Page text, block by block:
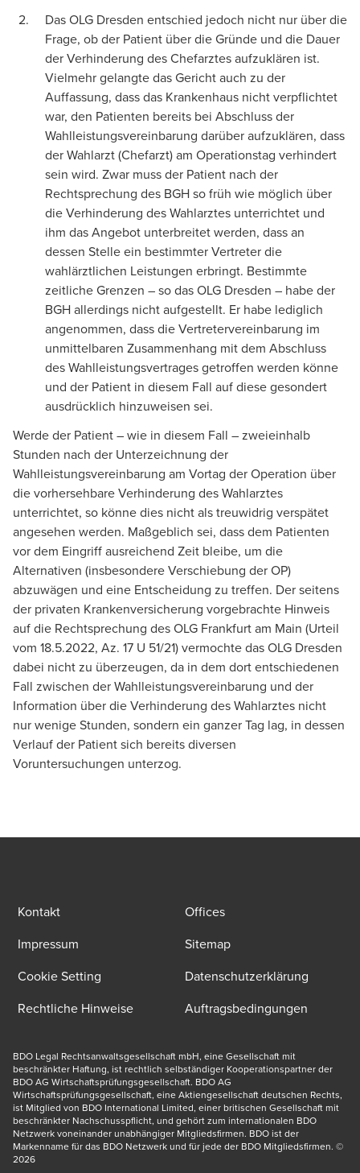
Das OLG Dresden entschied jedoch nicht nur über die
Frage, ob der Patient über die Gründe und die Dauer
der Verhinderung des Chefarztes aufzuklären ist.
Vielmehr gelangte das Gericht auch zu der
Auffassung, dass das Krankenhaus nicht verpflichtet
war, den Patienten bereits bei Abschluss der
Wahlleistungsvereinbarung darüber aufzuklären, dass
der Wahlarzt (Chefarzt) am Operationstag verhindert
sein wird. Zwar muss der Patient nach der
Rechtsprechung des BGH so früh wie möglich über
die Verhinderung des Wahlarztes unterrichtet und
ihm das Angebot unterbreitet werden, dass an
dessen Stelle ein bestimmter Vertreter die
wahlärztlichen Leistungen erbringt. Bestimmte
zeitliche Grenzen – so das OLG Dresden – habe der
BGH allerdings nicht aufgestellt. Er habe lediglich
angenommen, dass die Vertretervereinbarung im
unmittelbaren Zusammenhang mit dem Abschluss
des Wahlleistungsvertrages getroffen werden könne
und der Patient in diesem Fall auf diese gesondert
ausdrücklich hinzuweisen sei.
Werde der Patient – wie in diesem Fall – zweieinhalb
Stunden nach der Unterzeichnung der
Wahlleistungsvereinbarung am Vortag der Operation über
die vorhersehbare Verhinderung des Wahlarztes
unterrichtet, so könne dies nicht als treuwidrig verspätet
angesehen werden. Maßgeblich sei, dass dem Patienten
vor dem Eingriff ausreichend Zeit bleibe, um die
Alternativen (insbesondere Verschiebung der OP)
abzuwägen und eine Entscheidung zu treffen. Der seitens
der privaten Krankenversicherung vorgebrachte Hinweis
auf die Rechtsprechung des OLG Frankfurt am Main (Urteil
vom 18.5.2022, Az. 17 U 51/21) vermochte das OLG Dresden
dabei nicht zu überzeugen, da in dem dort entschiedenen
Fall zwischen der Wahlleistungsvereinbarung und der
Information über die Verhinderung des Wahlarztes nicht
nur wenige Stunden, sondern ein ganzer Tag lag, in dessen
Verlauf der Patient sich bereits diversen
Voruntersuchungen unterzog.
Kontakt
Offices
Impressum
Sitemap
Cookie Setting
Datenschutzerklärung
Rechtliche Hinweise
Auftragsbedingungen
BDO Legal Rechtsanwaltsgesellschaft mbH, eine Gesellschaft mit
beschränkter Haftung, ist rechtlich selbständiger Kooperationspartner der
BDO AG Wirtschaftsprüfungsgesellschaft. BDO AG
Wirtschaftsprüfungsgesellschaft, eine Aktiengesellschaft deutschen Rechts,
ist Mitglied von BDO International Limited, einer britischen Gesellschaft mit
beschränkter Nachschusspflicht, und gehört zum internationalen BDO
Netzwerk voneinander unabhängiger Mitgliedsfirmen. BDO ist der
Markenname für das BDO Netzwerk und für jede der BDO Mitgliedsfirmen. ©
2026